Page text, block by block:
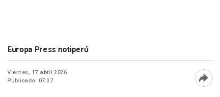
Europa Press notiperú
Viernes, 17 abril 2026
Publicado: 07:37